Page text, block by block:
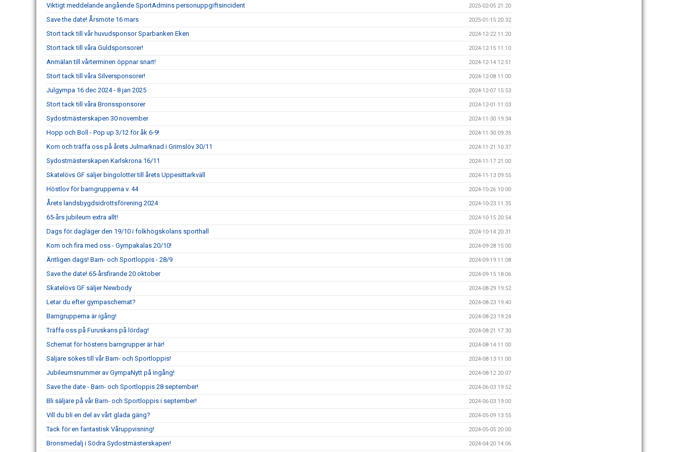
Viktigt meddelande angående SportAdmins personuppgiftsincident 2025-02-05 21:20
Save the date! Årsmöte 16 mars 2025-01-15 20:32
Stort tack till vår huvudsponsor Sparbanken Eken 2024-12-22 11:20
Stort tack till våra Guldsponsorer! 2024-12-15 11:10
Anmälan till vårterminen öppnar snart! 2024-12-14 12:51
Stort tack till våra Silversponsorer! 2024-12-08 11:00
Julgympa 16 dec 2024 - 8 jan 2025 2024-12-07 15:53
Stort tack till våra Bronssponsorer 2024-12-01 11:03
Sydostmästerskapen 30 november 2024-11-30 19:34
Hopp och Boll - Pop up 3/12 för åk 6-9! 2024-11-30 09:35
Kom och träffa oss på årets Julmarknad i Grimslöv 30/11 2024-11-21 10:37
Sydostmästerskapen Karlskrona 16/11 2024-11-17 21:00
Skatelövs GF säljer bingolotter till årets Uppesittarkväll 2024-11-13 09:55
Höstlov för barngrupperna v. 44 2024-10-26 10:00
Årets landsbygdsidrottsförening 2024 2024-10-23 11:35
65-års jubileum extra allt! 2024-10-15 20:54
Dags för dagläger den 19/10 i folkhögskolans sporthall 2024-10-14 20:31
Kom och fira med oss - Gympakalas 20/10! 2024-09-28 15:00
Äntligen dags! Barn- och Sportloppis - 28/9 2024-09-19 11:08
Save the date! 65-årsfirande 20 oktober 2024-09-15 18:06
Skatelövs GF säljer Newbody 2024-08-29 19:52
Letar du efter gympaschemat? 2024-08-23 19:40
Barngrupperna är igång! 2024-08-23 19:24
Träffa oss på Furuskans på lördag! 2024-08-21 17:30
Schemat för höstens barngrupper är här! 2024-08-14 11:00
Säljare sökes till vår Barn- och Sportloppis! 2024-08-13 11:00
Jubileumsnummer av GympaNytt på ingång! 2024-08-12 20:07
Save the date - Barn- och Sportloppis 28 september! 2024-06-03 19:52
Bli säljare på vår Barn- och Sportloppis i september! 2024-06-03 19:00
Vill du bli en del av vårt glada gäng? 2024-05-09 13:55
Tack för en fantastisk Våruppvisning! 2024-05-05 20:00
Bronsmedalj i Södra Sydostmästerskapen! 2024-04-20 14:06